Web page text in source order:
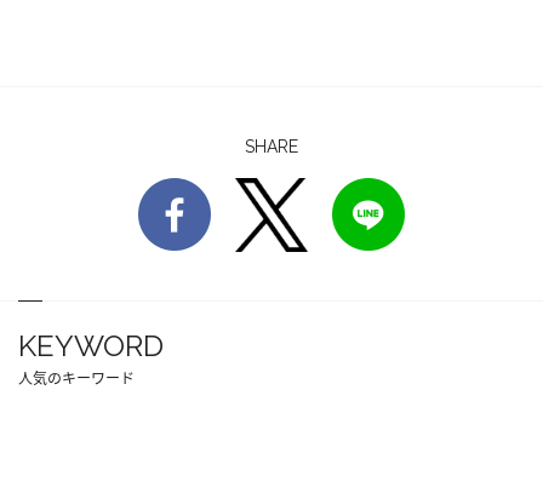
SHARE
KEYWORD
人気のキーワード